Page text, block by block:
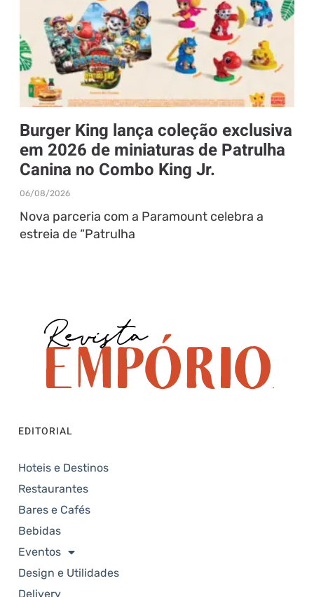
Burger King lança coleção exclusiva
em 2026 de miniaturas de Patrulha
Canina no Combo King Jr.
06/08/2026
Nova parceria com a Paramount celebra a
estreia de “Patrulha
EDITORIAL
Hoteis e Destinos
Restaurantes
Bares e Cafés
Bebidas
Eventos
Design e Utilidades
Delivery